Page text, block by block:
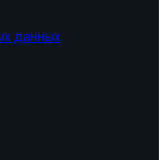
данных